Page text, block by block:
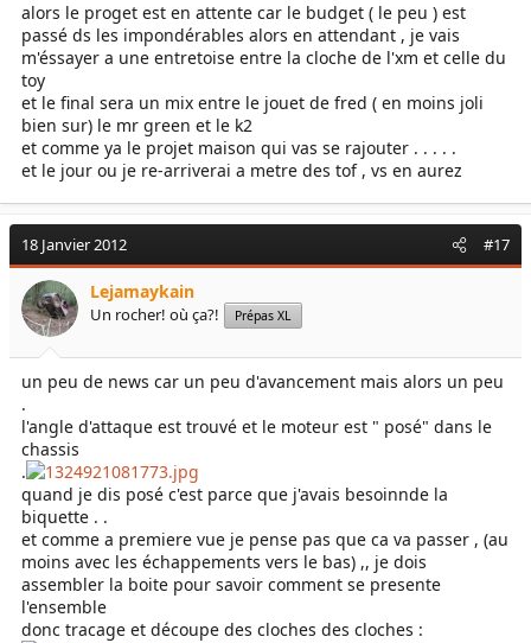
alors le proget est en attente car le budget ( le peu ) est
passé ds les impondérables alors en attendant , je vais
m'éssayer a une entretoise entre la cloche de l'xm et celle du
toy
et le final sera un mix entre le jouet de fred ( en moins joli
bien sur) le mr green et le k2
et comme ya le projet maison qui vas se rajouter . . . . .
et le jour ou je re-arriverai a metre des tof , vs en aurez
18 Janvier 2012 #17
Lejamaykain
Un rocher! où ça?! Prépas XL
un peu de news car un peu d'avancement mais alors un peu
.
l'angle d'attaque est trouvé et le moteur est " posé" dans le
chassis
.
quand je dis posé c'est parce que j'avais besoinnde la
biquette . .
et comme a premiere vue je pense pas que ca va passer , (au
moins avec les échappements vers le bas) ,, je dois
assembler la boite pour savoir comment se presente
l'ensemble
donc tracage et découpe des cloches des cloches :